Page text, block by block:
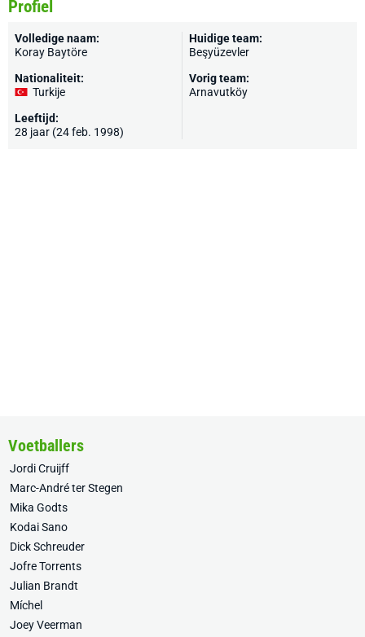
Profiel
Volledige naam:
Koray Baytöre
Nationaliteit:
Turkije
Leeftijd:
28 jaar (24 feb. 1998)
Huidige team:
Beşyüzevler
Vorig team:
Arnavutköy
Voetballers
Jordi Cruijff
Marc-André ter Stegen
Mika Godts
Kodai Sano
Dick Schreuder
Jofre Torrents
Julian Brandt
Míchel
Joey Veerman